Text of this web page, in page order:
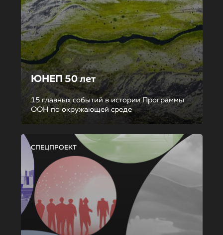
ЮНЕП 50 лет
15 главных событий в истории Программы
ООН по окружающей среде
СПЕЦПРОЕКТ